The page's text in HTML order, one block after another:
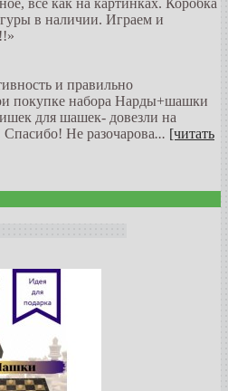
в наличии. Играем и
и правильно
покупке набора Нарды+шашки
для шашек- довезли на
Не разочарова... [читать